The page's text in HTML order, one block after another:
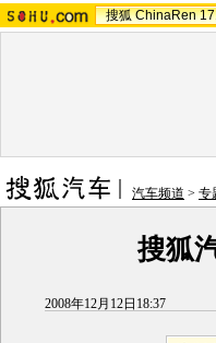
搜狐 ChinaRen
汽车频道 > 专
搜狐
2008年12月12日18:37